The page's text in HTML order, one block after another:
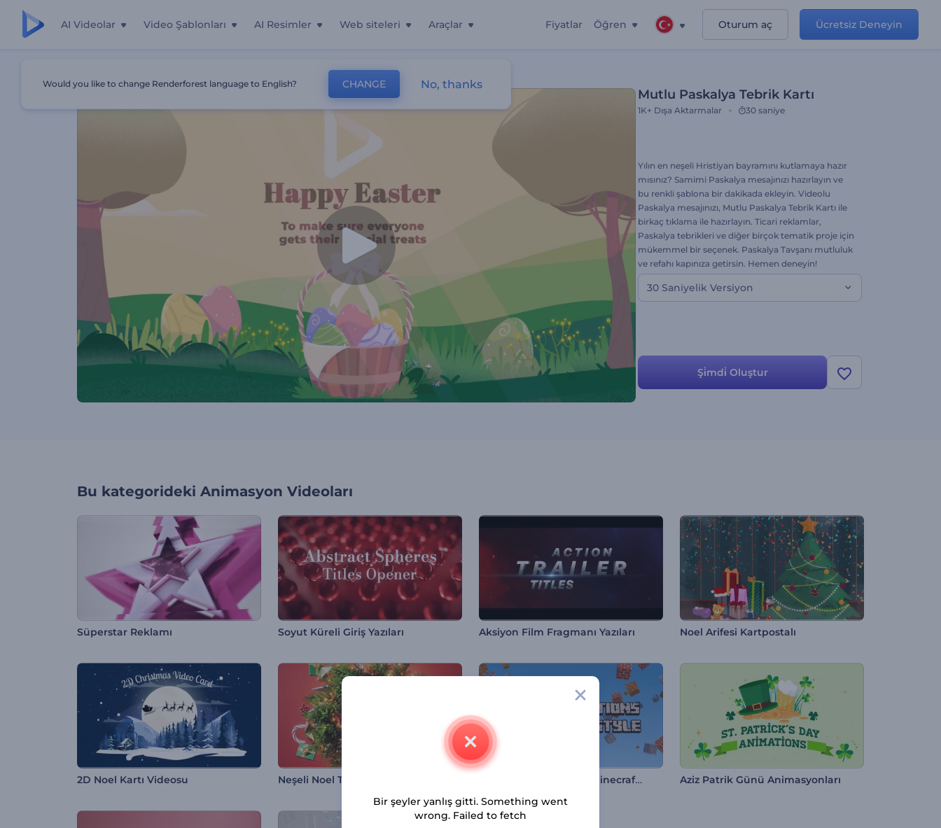
AI Videolar Video Şablonları AI Resimler Web siteleri Araçlar Fiyatlar Öğren Oturum aç Ücretsiz Deneyin
Mutlu Paskalya Tebrik Kartı
1K+ Dışa Aktarmalar 30 saniye
Yılın en neşeli Hristiyan bayramını kutlamaya hazır
mısınız? Samimi Paskalya mesajınızı hazırlayın ve
bu renkli şablona bir dakikada ekleyin. Videolu
Paskalya mesajınızı, Mutlu Paskalya Tebrik Kartı ile
birkaç tıklama ile hazırlayın. Ticari reklamlar,
Paskalya tebrikleri ve diğer birçok tematik proje için
mükemmel bir seçenek. Paskalya Tavşanı mutluluk
ve refahı kapınıza getirsin. Hemen deneyin!
30 Saniyelik Versiyon
Şi̇mdi̇ Oluştur
Bu kategorideki Animasyon Videoları
Süperstar Reklamı Soyut Küreli Giriş Yazıları Aksiyon Film Fragmanı Yazıları Noel Arifesi Kartpostalı
2D Noel Kartı Videosu Neşeli Noel Topları İntro Başlık Animasyonları: Minecraft Tarzı Aziz Patrik Günü Animasyonları
Would you like to change Renderforest language to English? CHANGE No, thanks
Bir şeyler yanlış gitti. Something went
wrong. Failed to fetch